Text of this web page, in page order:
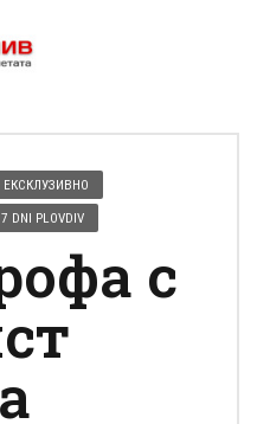
ЕКСКЛУЗИВНО
DNI PLOVDIV
с